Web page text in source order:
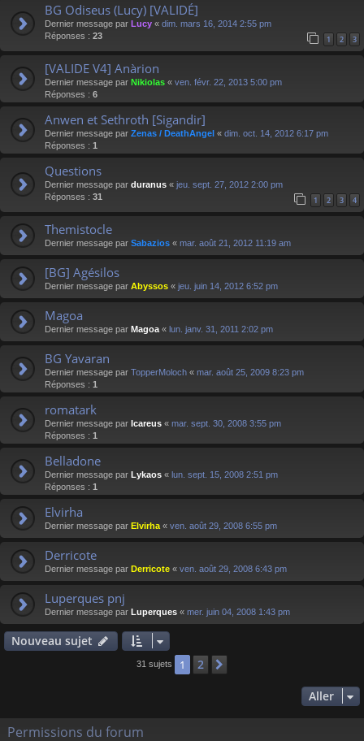
BG Odiseus (Lucy) [VALIDÉ]
Dernier message par Lucy « dim. mars 16, 2014 2:55 pm
Réponses : 23 1 2 3
[VALIDE V4] Anàrion
Dernier message par Nikiolas « ven. févr. 22, 2013 5:00 pm
Réponses : 6
Anwen et Sethroth [Sigandir]
Dernier message par Zenas / DeathAngel « dim. oct. 14, 2012 6:17 pm
Réponses : 1
Questions
Dernier message par duranus « jeu. sept. 27, 2012 2:00 pm
Réponses : 31 1 2 3 4
Themistocle
Dernier message par Sabazios « mar. août 21, 2012 11:19 am
[BG] Agésilos
Dernier message par Abyssos « jeu. juin 14, 2012 6:52 pm
Magoa
Dernier message par Magoa « lun. janv. 31, 2011 2:02 pm
BG Yavaran
Dernier message par TopperMoloch « mar. août 25, 2009 8:23 pm
Réponses : 1
romatark
Dernier message par Icareus « mar. sept. 30, 2008 3:55 pm
Réponses : 1
Belladone
Dernier message par Lykaos « lun. sept. 15, 2008 2:51 pm
Réponses : 1
Elvirha
Dernier message par Elvirha « ven. août 29, 2008 6:55 pm
Derricote
Dernier message par Derricote « ven. août 29, 2008 6:43 pm
Luperques pnj
Dernier message par Luperques « mer. juin 04, 2008 1:43 pm
Nouveau sujet
31 sujets 1 2
Aller
Permissions du forum